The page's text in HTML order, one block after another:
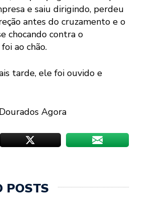
e saiu dirigindo, perdeu
antes do cruzamento e o
chocando contra o
ao chão.
tarde, ele foi ouvido e
Agora
POSTS